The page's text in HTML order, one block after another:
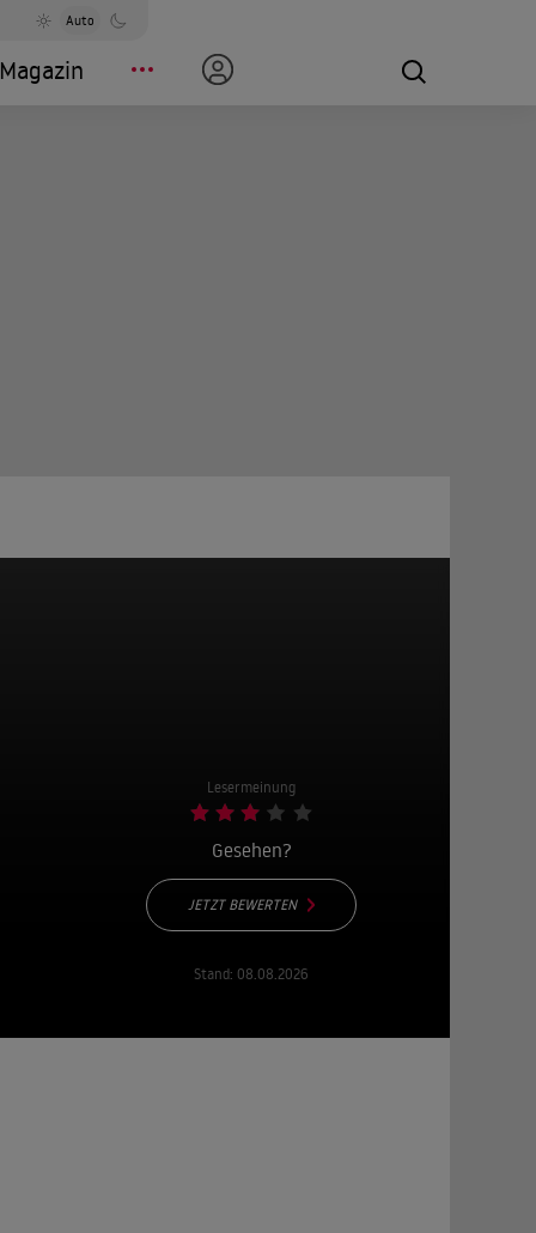
Auto
Magazin
Lesermeinung
Gesehen?
JETZT BEWERTEN
Stand: 08.08.2026